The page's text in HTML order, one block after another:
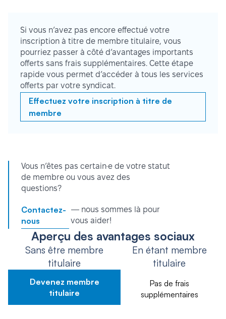
Si vous n’avez pas encore effectué votre
inscription à titre de membre titulaire, vous
pourriez passer à côté d’avantages importants
offerts sans frais supplémentaires. Cette étape
rapide vous permet d’accéder à tous les services
offerts par votre syndicat.
Effectuez votre inscription à titre de
membre
Vous n’êtes pas certain·e de votre statut
de membre ou vous avez des
questions?
Contactez-
nous
— nous sommes là pour
vous aider!
Aperçu des avantages sociaux
Sans être membre
titulaire
Devenez membre
titulaire
En étant membre
titulaire
Pas de frais
supplémentaires